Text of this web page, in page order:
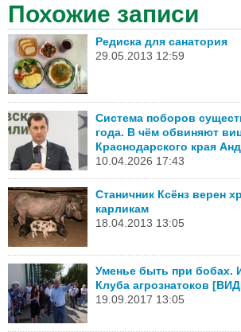
Похожие записи
Редиска для санатория
29.05.2013 12:59
Система поборов
года. В чём обвиняют
Краснодарского края
10.04.2026 17:43
Станичник Ксёнз верен
карликам
18.04.2013 13:05
Уменье быть при бобах.
Клуба агрознатоков
19.09.2017 13:05